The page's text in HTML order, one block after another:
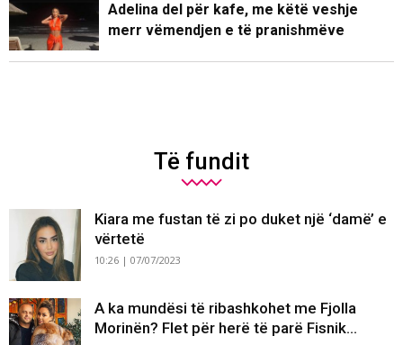
Adelina del për kafe, me këtë veshje
merr vëmendjen e të pranishmëve
Të fundit
Kiara me fustan të zi po duket një ‘damë’ e
vërtetë
10:26 | 07/07/2023
A ka mundësi të ribashkohet me Fjolla
Morinën? Flet për herë të parë Fisnik...